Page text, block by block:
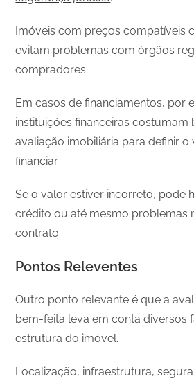
Imóveis com preços compatíveis
evitam problemas com órgãos
compradores.
Em casos de financiamentos, por
instituições financeiras costumam
avaliação imobiliária para definir
financiar.
Se o valor estiver incorreto, pode
crédito ou até mesmo problemas
contrato.
Pontos Releventes
Outro ponto relevante é que a
bem-feita leva em conta diversos
estrutura do imóvel.
Localização, infraestrutura,